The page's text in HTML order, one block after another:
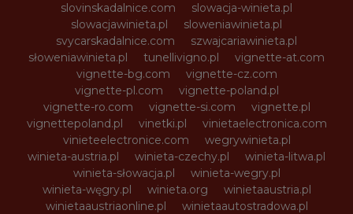
slovinskadalnice.com
slowacja-winieta.pl
slowacjawinieta.pl
sloweniawinieta.pl
svycarskadalnice.com
szwajcariawinieta.pl
słoweniawinieta.pl
tunellivigno.pl
vignette-at.com
vignette-bg.com
vignette-cz.com
vignette-pl.com
vignette-poland.pl
vignette-ro.com
vignette-si.com
vignette.pl
vignettepoland.pl
vinetki.pl
vinietaelectronica.com
vinieteelectronice.com
wegrywinieta.pl
winieta-austria.pl
winieta-czechy.pl
winieta-litwa.pl
winieta-słowacja.pl
winieta-wegry.pl
winieta-węgry.pl
winieta.org
winietaaustria.pl
winietaaustriaonline.pl
winietaautostradowa.pl